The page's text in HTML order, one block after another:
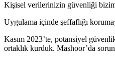
Kişisel verilerinizin güvenliği
Uygulama içinde şeffaflığı
Kasım 2023’te, potansiyel
ortaklık kurduk. Mashoor’da